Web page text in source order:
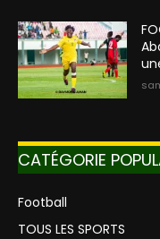
CATÉGORIE
Football
TOUS LES SPORTS